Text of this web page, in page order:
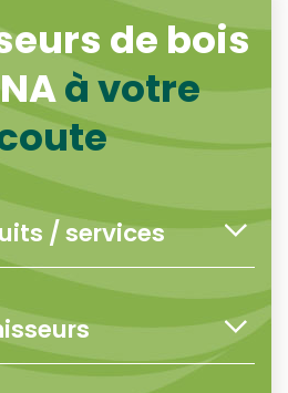
de bois
à votre